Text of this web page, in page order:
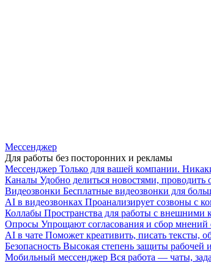
Мессенджер
Для работы без посторонних и рекламы
Мессенджер Только для вашей компании.
Каналы Удобно делиться новостями,
Видеозвонки Бесплатные видеозвонки для
AI в видеозвонках Проанализирует созвоны с
Коллабы Пространства для работы с внешними
Опросы Упрощают согласования и сбор мнений
AI в чате Поможет креативить, писать тексты,
Безопасность Высокая степень защиты
Мобильный мессенджер Вся работа — чаты,